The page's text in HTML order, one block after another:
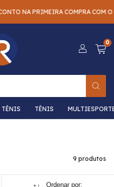
NA PRIMEIRA COMPRA COM O
0
TÊNIS TÊNIS
9 produtos
Ordenar por: